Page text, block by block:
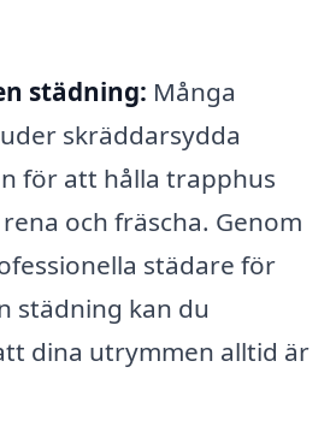
städning: Många
skräddarsydda
för att hålla trapphus
och fräscha. Genom
städare för
städning kan du
dina utrymmen alltid är